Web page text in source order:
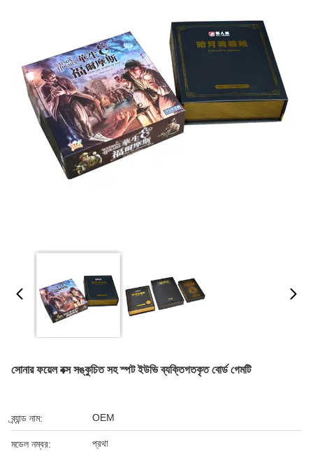
সোনার ফয়েল বক্স সঙ্কুচিত সহ স্পট ইউভি ব্যক্তিগতকৃত বোর্ড গেমটি
ব্র্যান্ড নাম: OEM
মডেল নম্বর: প্রথা